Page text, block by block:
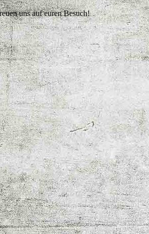
uns auf euren Besuch!